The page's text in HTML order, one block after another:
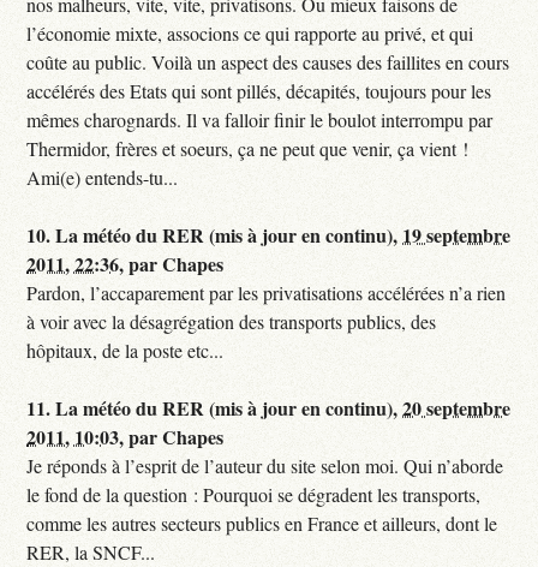
l’économie mixte, associons ce qui rapporte au privé, et qui
coûte au public. Voilà un aspect des causes des faillites en cours
accélérés des Etats qui sont pillés, décapités, toujours pour les
mêmes charognards. Il va falloir finir le boulot interrompu par
Thermidor, frères et soeurs, ça ne peut que venir, ça vient !
Ami(e) entends-tu...
10.La météo du RER (mis à jour en continu), 19 septembre
2011, 22:36,parChapes
Pardon, l’accaparement par les privatisations accélérées n’a rien
à voir avec la désagrégation des transports publics, des
hôpitaux, de la poste etc...
11.La météo du RER (mis à jour en continu),20 septembre
2011, 10:03,parChapes
Je réponds à l’esprit de l’auteur du site selon moi. Qui n’aborde
le fond de la question : Pourquoi se dégradent les transports,
comme les autres secteurs publics en France et ailleurs, dont le
RER, la SNCF...